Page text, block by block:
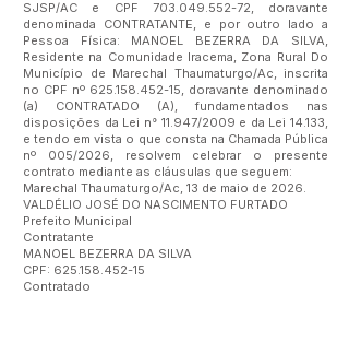
SJSP/AC e CPF 703.049.552-72, doravante
denominada CONTRATANTE, e por outro lado a
Pessoa Física: MANOEL BEZERRA DA SILVA,
Residente na Comunidade Iracema, Zona Rural Do
Município de Marechal Thaumaturgo/Ac, inscrita
no CPF nº 625.158.452-15, doravante denominado
(a) CONTRATADO (A), fundamentados nas
disposições da Lei n° 11.947/2009 e da Lei 14.133,
e tendo em vista o que consta na Chamada Pública
nº 005/2026, resolvem celebrar o presente
contrato mediante as cláusulas que seguem:
Marechal Thaumaturgo/Ac, 13 de maio de 2026.
VALDÉLIO JOSÉ DO NASCIMENTO FURTADO
Prefeito Municipal
Contratante
MANOEL BEZERRA DA SILVA
CPF: 625.158.452-15
Contratado